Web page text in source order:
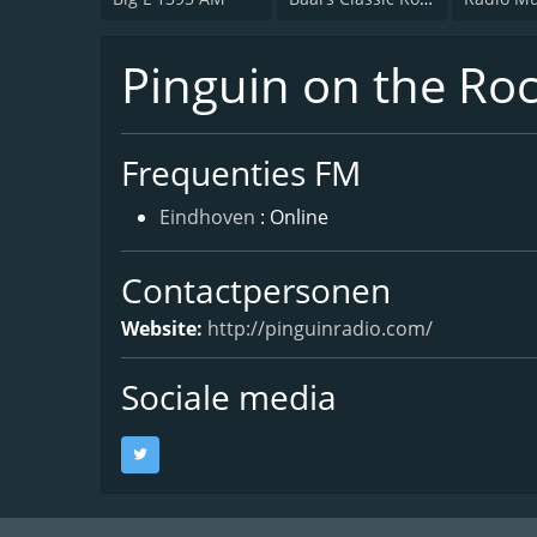
Pinguin on the
Frequenties FM
Eindhoven : Online
Contactpersonen
Website: http://pinguinradio.com/
Sociale media